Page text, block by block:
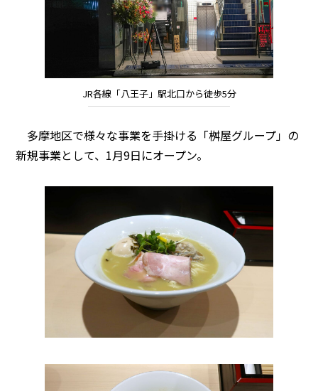
JR各線「八王子」駅北口から徒歩5分
多摩地区で様々な事業を手掛ける「桝屋グループ」の
新規事業として、1月9日にオープン。